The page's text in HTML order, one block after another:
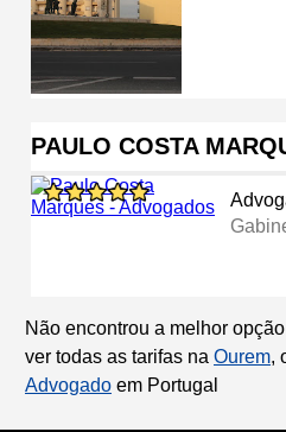
PAULO COSTA
Não encontrou a melhor
ver todas as tarifas na Ourem,
Advogado em Portugal